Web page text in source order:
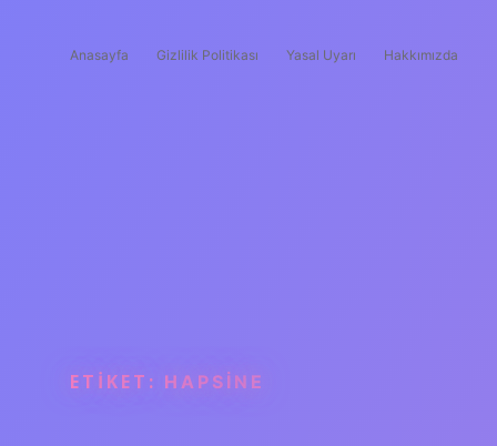
Anasayfa Gizlilik Politikası Yasal Uyarı Hakkımızda
ETIKET: HAPSINE